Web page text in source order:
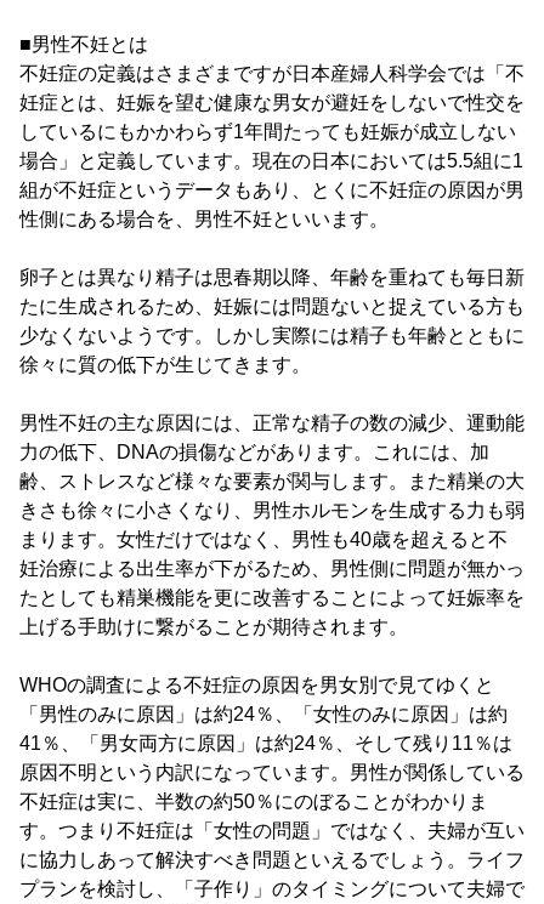
■男性不妊とは
不妊症の定義はさまざまですが日本産婦人科学会では「不
妊症とは、妊娠を望む健康な男女が避妊をしないで性交を
しているにもかかわらず1年間たっても妊娠が成立しない
場合」と定義しています。現在の日本においては5.5組に1
組が不妊症というデータもあり、とくに不妊症の原因が男
性側にある場合を、男性不妊といいます。
卵子とは異なり精子は思春期以降、年齢を重ねても毎日新
たに生成されるため、妊娠には問題ないと捉えている方も
少なくないようです。しかし実際には精子も年齢とともに
徐々に質の低下が生じてきます。
男性不妊の主な原因には、正常な精子の数の減少、運動能
力の低下、DNAの損傷などがあります。これには、加
齢、ストレスなど様々な要素が関与します。また精巣の大
きさも徐々に小さくなり、男性ホルモンを生成する力も弱
まります。女性だけではなく、男性も40歳を超えると不
妊治療による出生率が下がるため、男性側に問題が無かっ
たとしても精巣機能を更に改善することによって妊娠率を
上げる手助けに繋がることが期待されます。
WHOの調査による不妊症の原因を男女別で見てゆくと
「男性のみに原因」は約24％、「女性のみに原因」は約
41％、「男女両方に原因」は約24％、そして残り11％は
原因不明という内訳になっています。男性が関係している
不妊症は実に、半数の約50％にのぼることがわかりま
す。つまり不妊症は「女性の問題」ではなく、夫婦が互い
に協力しあって解決すべき問題といえるでしょう。ライフ
プランを検討し、「子作り」のタイミングについて夫婦で